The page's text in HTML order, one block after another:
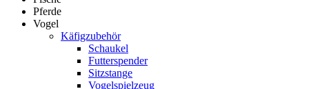
Pferde
Vogel
Käfigzubehör
Schaukel
Futterspender
Sitzstange
Vogelspielzeug